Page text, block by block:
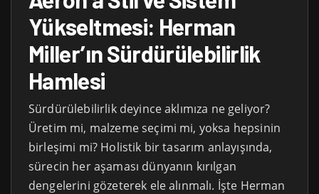
Yükseltmesi: Herman
Miller’ın Sürdürülebilirlik
Hamlesi
Sürdürülebilirlik deyince aklımıza ne geliyor?
Üretim mi, malzeme seçimi mi, yoksa hepsinin
birleşimi mi? Holistik bir tasarım anlayışında,
sürecin her aşaması dünyanın kırılgan
dengelerini gözeterek ele alınmalı. İşte Herman